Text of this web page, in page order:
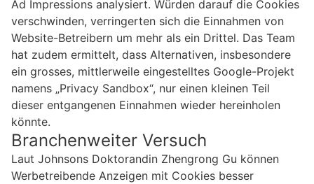
Ad Impressions analysiert. Würden darauf die Cookies
verschwinden, verringerten sich die Einnahmen von
Website-Betreibern um mehr als ein Drittel. Das Team
hat zudem ermittelt, dass Alternativen, insbesondere
ein grosses, mittlerweile eingestelltes Google-Projekt
namens „Privacy Sandbox“, nur einen kleinen Teil
dieser entgangenen Einnahmen wieder hereinholen
könnte.
Branchenweiter Versuch
Laut Johnsons Doktorandin Zhengrong Gu können
Werbetreibende Anzeigen mit Cookies besser